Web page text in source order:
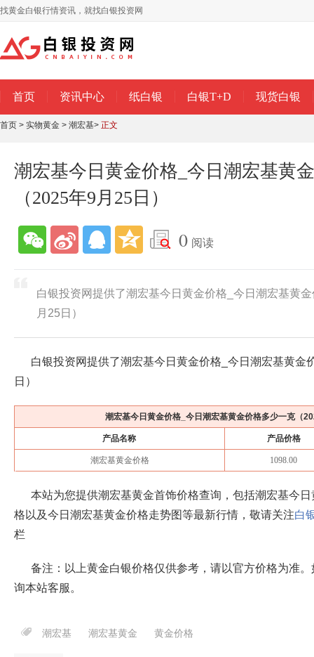
找黄金白银行情资讯，就找白银投资网
首页 资讯中心 纸白银 白银T+D 现货白银
首页 > 实物黄金 > 潮宏基> 正文
潮宏基今日黄金价格_今日潮宏基黄
（2025年9月25日）
0 阅读
白银投资网提供了潮宏基今日黄金价格_今日潮宏基黄
月25日）
白银投资网提供了潮宏基今日黄金价格_今日潮宏基黄金
日 ）
潮宏基今日黄金价格_今日潮宏基黄金价格多少一克（
产品名称 产品价格
潮宏基黄金价格 1098.00
本站为您提供潮宏基黄金首饰价格查询，包括潮宏基今
格以及今日潮宏基黄金价格走势图等最新行情，敬请关注白
栏
备注：以上黄金白银价格仅供参考，请以官方价格为准
询本站客服。
潮宏基 潮宏基黄金 黄金价格